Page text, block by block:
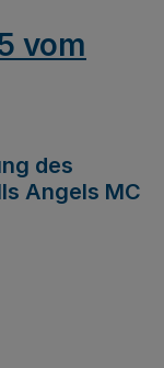
vom
des
Angels MC